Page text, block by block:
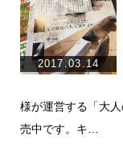
2017.03.14
様が運営する「大
売中です。キ…